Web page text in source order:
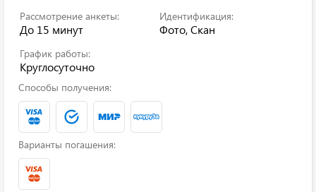
Рассмотрение анкеты:
До 15 минут
Идентификация:
Фото, Скан
График работы:
Круглосуточно
Способы получения:
Варианты погашения: